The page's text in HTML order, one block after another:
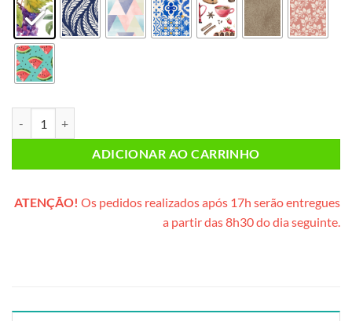
ADICIONAR AO CARRINHO
ATENÇÃO! Os pedidos realizados após 17h serão entregues
a partir das 8h30 do dia seguinte.